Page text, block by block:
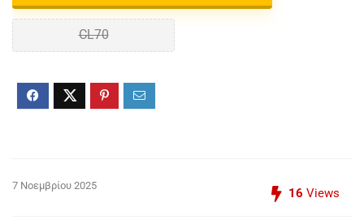
CL70
7 Νοεμβρίου 2025
16 Views